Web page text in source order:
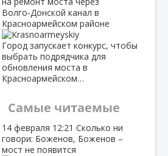
Волго‑Донской канал в
Красноармейском районе
Город запускает конкурс, чтобы
выбрать подрядчика для
обновления моста в
Красноармейском…
Самые читаемые
14 февраля 12:21 Сколько ни
говори: Боженов, Боженов –
мост не появится